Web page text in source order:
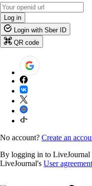
Log in
Login with Sber ID
QR code
No account? Create an
By logging in to LiveJournal
LiveJournal's User agreement